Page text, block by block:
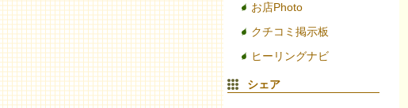
お店Photo
クチコミ掲示板
ヒーリングナビ
シェア